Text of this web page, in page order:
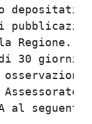
sono
di
di 30
-
al